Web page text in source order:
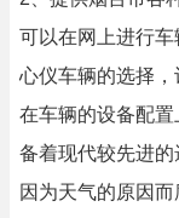
可以在网上进行
心仪车辆的选择，
在车辆的设备配
备着现代较先进
因为天气的原因